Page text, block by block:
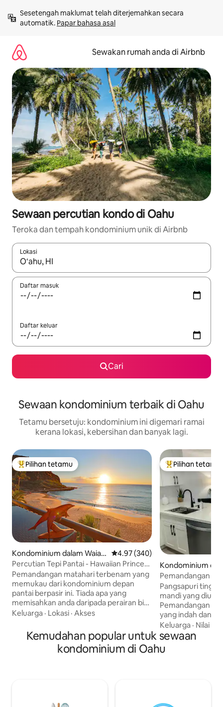
kandungan
Sesetengah maklumat telah diterjemahkan secara
automatik. Papar bahasa asal
Sewakan rumah anda di Airbnb
Sewaan percutian kondo di Oahu
Teroka dan tempah kondominium unik di Airbnb
Lokasi
Apabila hasil tersedia, navigasi dengan kekunci anak panah
Daftar masuk
Daftar keluar
Cari
Sewaan kondominium terbaik di Oahu
Tetamu bersetuju: kondominium ini digemari ramai
kerana lokasi, kebersihan dan banyak lagi.
Pilihan utama tetamu
Pilihan tetamu
Kondominium dalam Waian
ae
Penarafan purata 4.97 daripada
4.97 (340)
Percutian Tepi Pantai - Hawaiian Princess
Condo
Pemandangan matahari terbenam yang
memukau dari kondominium depan
pantai berpasir ini. Tiada apa yang
memisahkan anda daripada perairan biru
kehijauan yang berkilauan tetapi jejak
ketinggian yang ideal untuk memerhati
penyu. Dari Nov- April anda boleh
melihat ikan paus. Tanah yang meriah ini
Keluarga · Lokasi · Akses
Pilihan utama
Pilihan tetamu
Kondominium
Pemandangan
Tingkat Teratas 1
Pangsapuri
mandi yang
Pemandangan
yang indah dan
balkoni Juliet.
Jumaat dan
atas! Katil saiz
mandi
Keluarga · Nilai
Kemudahan popular untuk sewaan
kondominium di Oahu